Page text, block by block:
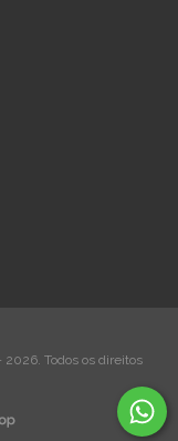
Todos os direitos